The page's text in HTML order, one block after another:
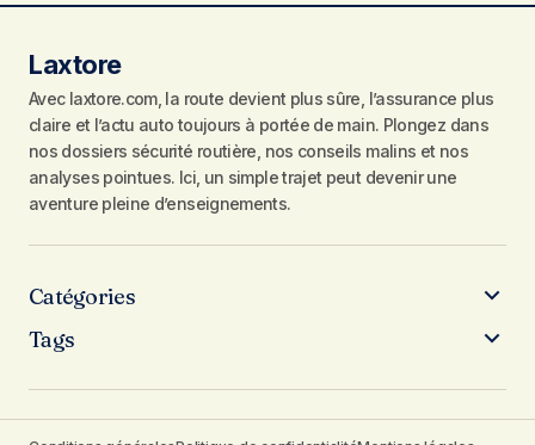
Laxtore
Avec laxtore.com, la route devient plus sûre, l’assurance plus
claire et l’actu auto toujours à portée de main. Plongez dans
nos dossiers sécurité routière, nos conseils malins et nos
analyses pointues. Ici, un simple trajet peut devenir une
aventure pleine d’enseignements.
Catégories
Tags